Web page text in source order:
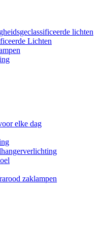
lichten
Lichten
elke dag
zaklampen